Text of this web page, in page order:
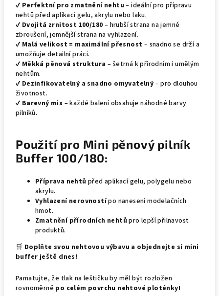
✔ Perfektní pro zmatnění nehtu – ideální pro přípravu
nehtů před aplikací gelu, akrylu nebo laku.
✔ Dvojitá zrnitost 100/180 – hrubší strana na jemné
zbroušení, jemnější strana na vyhlazení.
✔ Malá velikost = maximální přesnost – snadno se drží a
umožňuje detailní práci.
✔ Měkká pěnová struktura – šetrná k přírodním i umělým
nehtům.
✔ Dezinfikovatelný a snadno omyvatelný – pro dlouhou
životnost.
✔ Barevný mix – každé balení obsahuje náhodné barvy
pilníků.
Použití pro Mini pěnový pilník
Buffer 100/180:
Příprava nehtů před aplikací gelu, polygelu nebo
akrylu.
Vyhlazení nerovnostípo nanesení modelačních
hmot.
Zmatnění přírodních nehtů pro lepší přilnavost
produktů.
🛒 Doplňte svou nehtovou výbavu a objednejte si mini
buffer ještě dnes!
Pamatujte, že tlak na leštičku by měl být rozložen
rovnoměrně po celém povrchu nehtové ploténky!